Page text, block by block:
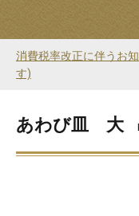
消費税率改正に伴うお
す)
あわび皿 大